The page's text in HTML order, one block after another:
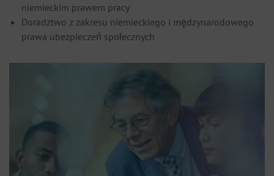
niemieckim prawem pracy
Doradztwo z zakresu niemieckiego i mędzynarodowego
prawa ubezpieczeń społecznych